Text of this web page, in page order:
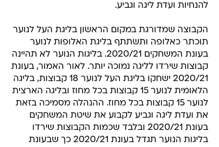
להנחיות ועדת ליגה וגביע.
הקבוצה שמדורגת במקום הראשון בליגת העל לנוער
תוכתר כאלופה ותשתתף בליגת האלופות לנוער
בעונת המשחקים 2020/21. בליגות הנוער לא תהיינה
קבוצות שירדו לליגה נמוכה יותר. לאור האמור, בעונת
2020/21 ישחקו בליגת העל לנוער 18 קבוצות, בליגה
הלאומית לנוער 15 קבוצות בכל מחוז ובליגה הארצית
לנוער 15 קבוצות בכל מחוז. ההנהלה מסמיכה בזאת
את ועדת ליגה וגביע לקבוע את שיטת המשחקים
בעונת 2020/21 ובלבד שכמות הקבוצות שירדו
בליגות הנוער תגדל בעונת 2020/21 כך שבעונת